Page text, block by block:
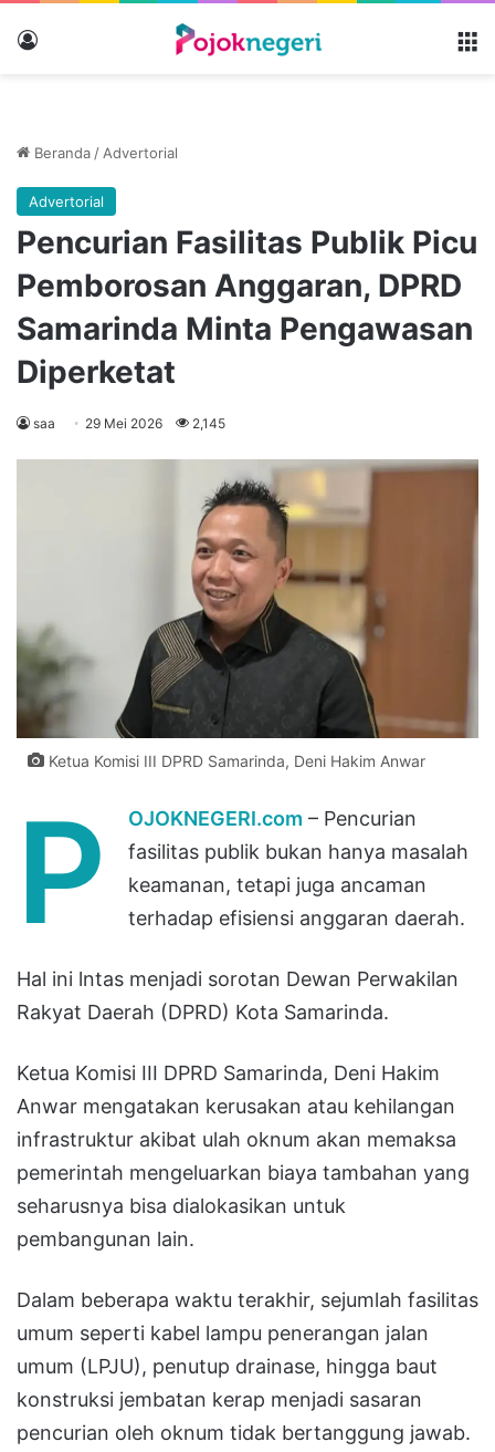
Beranda / Advertorial
Advertorial
Pencurian Fasilitas Publik Picu
Pemborosan Anggaran, DPRD
Samarinda Minta Pengawasan
Diperketat
saa 29 Mei 2026 2,145
Ketua Komisi III DPRD Samarinda, Deni Hakim Anwar
P OJOKNEGERI.com – Pencurian
fasilitas publik bukan hanya masalah
keamanan, tetapi juga ancaman
terhadap efisiensi anggaran daerah.
Hal ini lntas menjadi sorotan Dewan Perwakilan
Rakyat Daerah (DPRD) Kota Samarinda.
Ketua Komisi III DPRD Samarinda, Deni Hakim
Anwar mengatakan kerusakan atau kehilangan
infrastruktur akibat ulah oknum akan memaksa
pemerintah mengeluarkan biaya tambahan yang
seharusnya bisa dialokasikan untuk
pembangunan lain.
Dalam beberapa waktu terakhir, sejumlah fasilitas
umum seperti kabel lampu penerangan jalan
umum (LPJU), penutup drainase, hingga baut
konstruksi jembatan kerap menjadi sasaran
pencurian oleh oknum tidak bertanggung jawab.